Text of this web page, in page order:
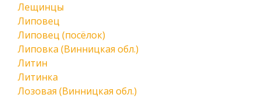
Лещинцы
Липовец
Липовец (посёлок)
Липовка (Винницкая обл.)
Литин
Литинка
Лозовая (Винницкая обл.)